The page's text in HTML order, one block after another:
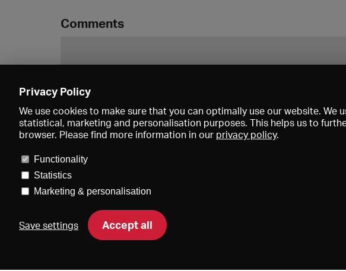
Comments
Privacy Policy
We use cookies to make sure that you can optimally use our website.
statistical, marketing and personalisation purposes. This helps us to
browser. Please find more information in our privacy policy.
Functionality
Statistics
Marketing & personalisation
Save settings Accept all